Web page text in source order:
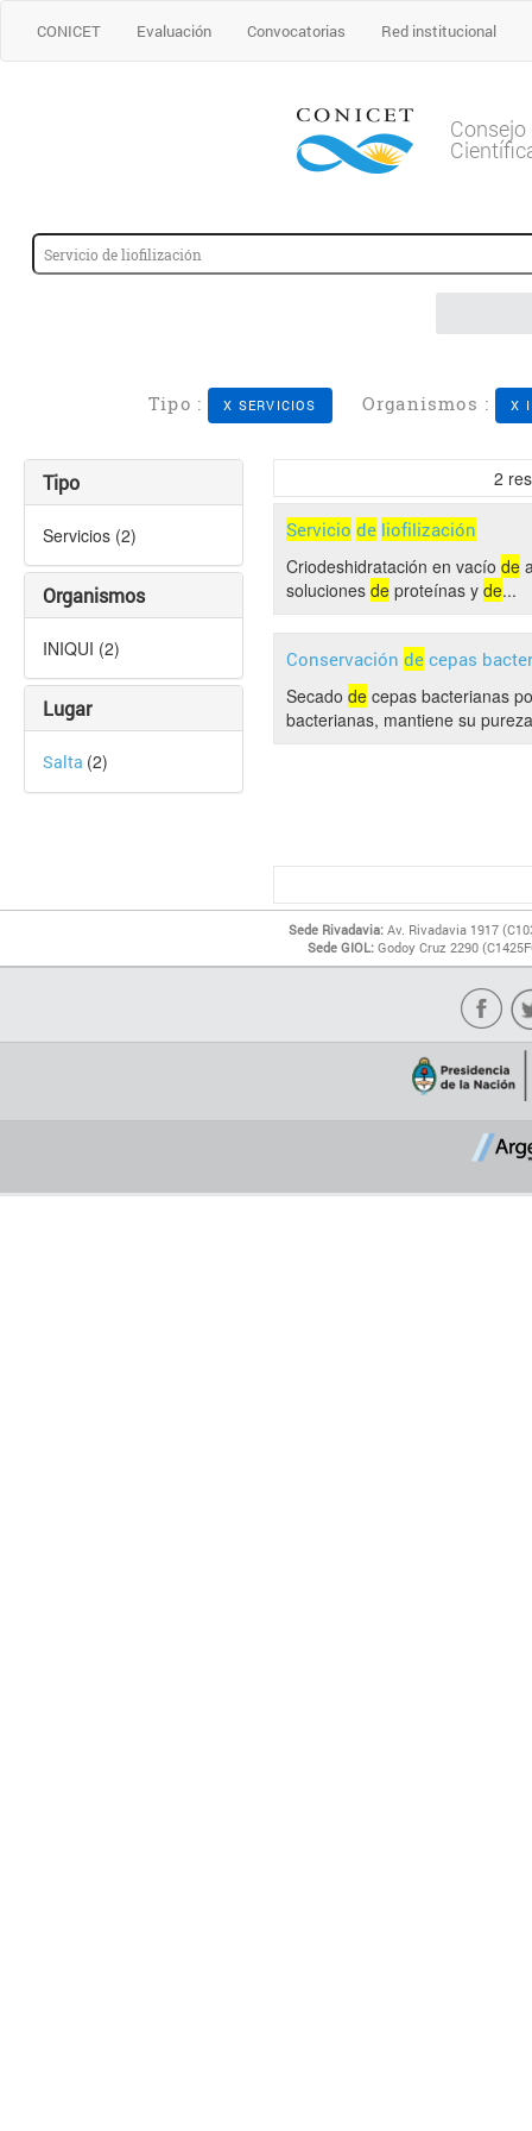
CONICET Evaluación Convocatorias Red institucional
Tipo : X SERVICIOS Organismos : X
Tipo
Servicios (2)
Organismos
INIQUI (2)
Lugar
Salta (2)
2
Servicio de liofilización
Criodeshidratación en vacío de
soluciones de proteínas y de...
Conservación de cepas
Secado de cepas bacterianas
bacterianas, mantiene su
Sede Rivadavia: Av. Rivadavia 1917
Sede GIOL: Godoy Cruz 2290